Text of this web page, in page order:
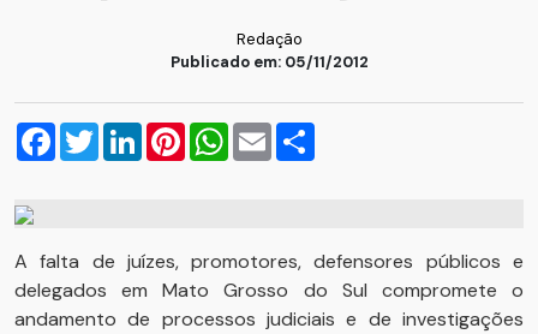
Redação
Publicado em: 05/11/2012
Facebook
TwitterLinkedInPinterestWhatsApp
Email
A falta de juízes, promotores, defensores públicos e
delegados em Mato Grosso do Sul compromete o
andamento de processos judiciais e de investigações